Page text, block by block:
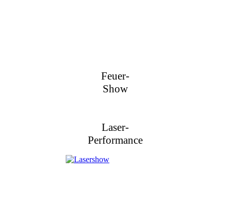
Feuer-
Show
Laser-
Performance